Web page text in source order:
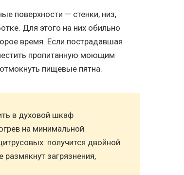
поверхности — стенки, низ,
Для этого на них обильно
время. Если пострадавшая
пропитанную моющим
пищевые пятна.
в духовой шкаф
на минимальной
получится двойной
загрязнения,